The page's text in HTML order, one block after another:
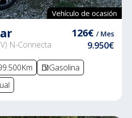
Vehículo de ocasión
N-Connecta
126€ / Mes
9.950€
Gasolina